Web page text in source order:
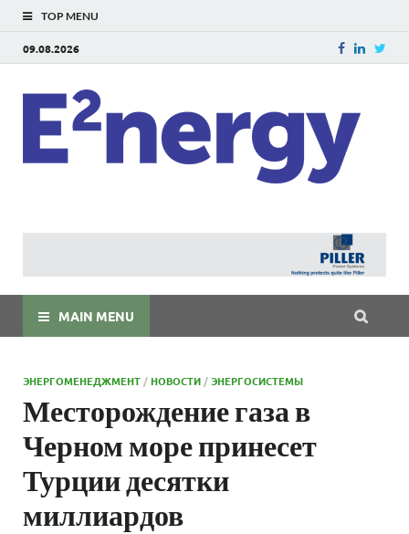
TOP MENU
09.08.2026
MAIN MENU
ЭНЕРГОМЕНЕДЖМЕНТ /НОВОСТИ /ЭНЕРГОСИСТЕМЫ
Месторождение газа в
Черном море принесет
Турции десятки
миллиардов